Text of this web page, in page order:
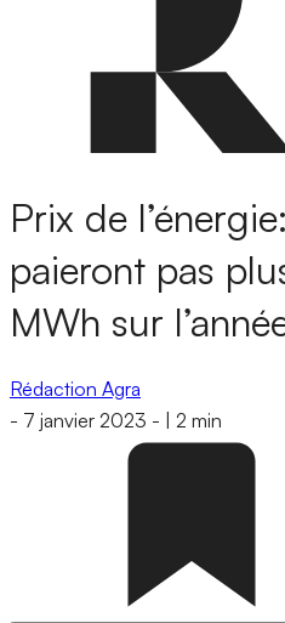
Prix de
paieront pas
MWh sur
Rédaction Agra
- 7 janvier 2023 - 2 min